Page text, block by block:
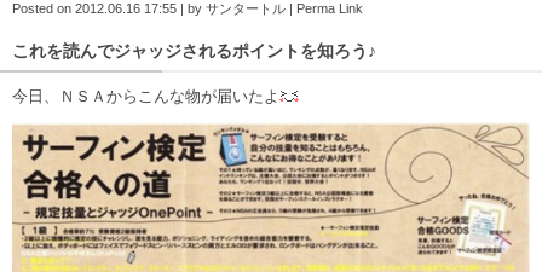
Posted on 2012.06.16 17:55 by サンタートル Perma Link
これを読んでジャッジされるポイントを知ろう♪
今日、ＮＳＡからこんな物が届いたよ